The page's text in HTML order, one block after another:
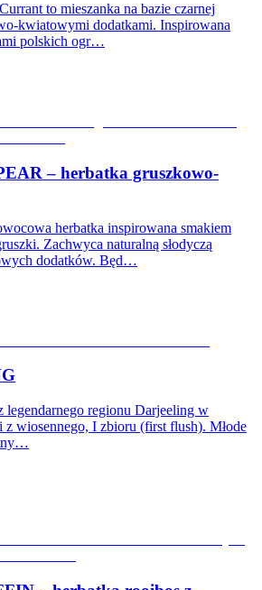
to mieszanka na bazie czarnej
kwiatowymi dodatkami. Inspirowana
polskich ogr…
– herbatka gruszkowo-
herbatka inspirowana smakiem
Zachwyca naturalną słodyczą
dodatków. Będ…
legendarnego regionu Darjeeling w
z wiosennego, I zbioru (first flush). Młode